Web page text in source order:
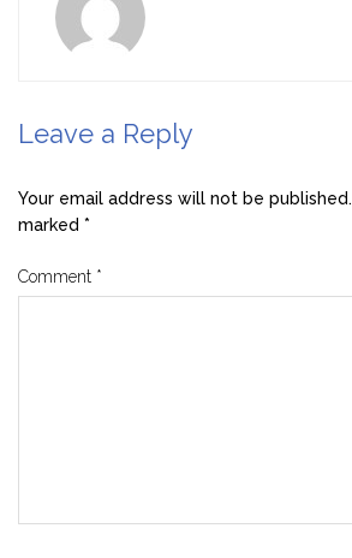
Leave a Reply
Your email address will not be published.
marked *
Comment *